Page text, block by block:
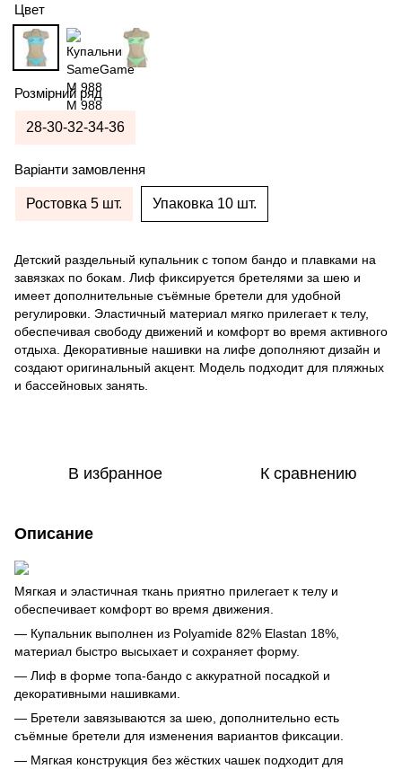
Цвет
Розмірний ряд
28-30-32-34-36
Варіанти замовлення
Ростовка 5 шт. Упаковка 10 шт.
Детский раздельный купальник с топом бандо и плавками на
завязках по бокам. Лиф фиксируется бретелями за шею и
имеет дополнительные съёмные бретели для удобной
регулировки. Эластичный материал мягко прилегает к телу,
обеспечивая свободу движений и комфорт во время активного
отдыха. Декоративные нашивки на лифе дополняют дизайн и
создают оригинальный акцент. Модель подходит для пляжных
и бассейновых занять.
В избранное К сравнению
Описание
Мягкая и эластичная ткань приятно прилегает к телу и
обеспечивает комфорт во время движения.
— Купальник выполнен из Polyamide 82% Elastan 18%,
материал быстро высыхает и сохраняет форму.
— Лиф в форме топа-бандо с аккуратной посадкой и
декоративными нашивками.
— Бретели завязываются за шею, дополнительно есть
съёмные бретели для изменения вариантов фиксации.
— Мягкая конструкция без жёстких чашек подходит для